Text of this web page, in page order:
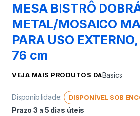
MESA BISTRÔ
METAL/MOSAICO
PARA USO
76 cm
VEJA MAIS PRODUTOS DABasics
Disponibilidade: DISPONÍVEL SOB
Prazo 3 a 5 dias úteis